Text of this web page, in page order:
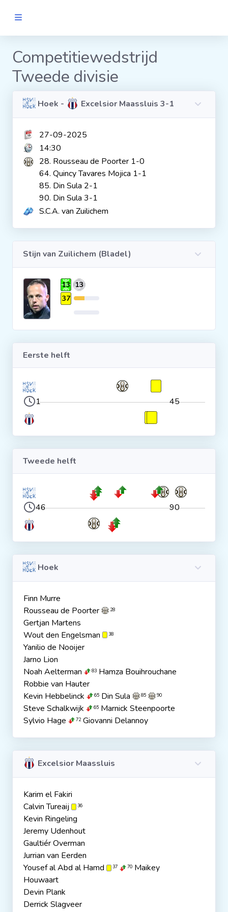
Clubs
Wedstrijden
Statistieken
Voetbalpiramide
VROUWEN
Statistieken
Competitiewedstrijd
Tweede divisie
Hoek - Excelsior Maassluis 3-1
27-09-2025
14:30
28. Rousseau de Poorter 1-0
64. Quincy Tavares Mojica 1-1
85. Din Sula 2-1
90. Din Sula 3-1
S.C.A. van Zuilichem
Stijn van Zuilichem (Bladel)
13 13
37
Eerste helft
1 45
Tweede helft
46 90
Hoek
Finn Murre
Rousseau de Poorter
28
Gertjan Martens
Wout den Engelsman
38
Yanilio de Nooijer
Jarno Lion
Noah Aelterman
83 Hamza Bouihrouchane
Robbie van Hauter
Kevin Hebbelinck
65 Din Sula 85 90
Steve Schalkwijk 65 Marnick Steenpoorte
Sylvio Hage
72 Giovanni Delannoy
Excelsior Maassluis
Karim el Fakiri
Calvin Tureaij
36
Kevin Ringeling
Jeremy Udenhout
Gaultiér Overman
Jurrian van Eerden
Yousef al Abd al Hamd
37 70 Maikey
Houwaart
Devin Plank
Derrick Slagveer